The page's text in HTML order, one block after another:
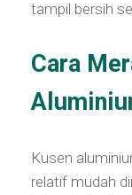
tampil bersih
Cara
Kusen
relatif mudah